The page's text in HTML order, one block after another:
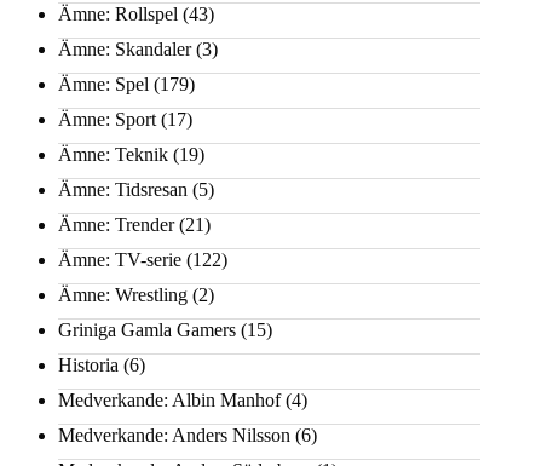
Ämne: Rollspel (43)
Ämne: Skandaler(3)
Ämne: Spel (179)
Ämne: Sport (17)
Ämne: Teknik (19)
Ämne: Tidsresan (5)
Ämne: Trender(21)
Ämne: TV-serie (122)
Ämne: Wrestling (2)
Griniga Gamla Gamers (15)
Historia (6)
Medverkande: Albin Manhof(4)
Medverkande: Anders Nilsson (6)